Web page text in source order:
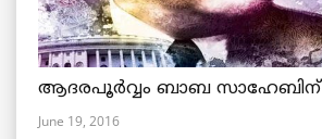
ആദരപൂര്‍വ്വം ബാബ സാഹേബിന്
June 19, 2016